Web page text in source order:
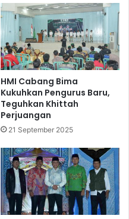
HMI Cabang Bima
Kukuhkan Pengurus Baru,
Teguhkan Khittah
Perjuangan
21 September 2025